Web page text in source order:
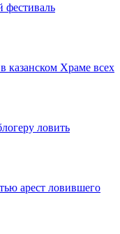
казанском Храме всех
ловить
арест ловившего